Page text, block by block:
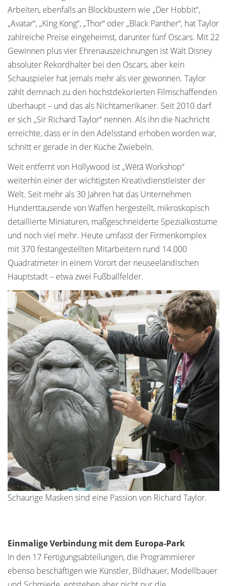
Arbeiten, ebenfalls an Blockbustern wie „Der Hobbit“,
„Avatar“, „King Kong“, „Thor“ oder „Black Panther“, hat Taylor
zahlreiche Preise eingeheimst, darunter fünf Oscars. Mit 22
Gewinnen plus vier Ehrenauszeichnungen ist Walt Disney
absoluter Rekordhalter bei den Oscars, aber kein
Schauspieler hat jemals mehr als vier gewonnen. Taylor
zählt demnach zu den höchstdekorierten Filmschaffenden
überhaupt – und das als Nichtamerikaner. Seit 2010 darf
er sich „Sir Richard Taylor“ nennen. Als ihn die Nachricht
erreichte, dass er in den Adelsstand erhoben worden war,
schnitt er gerade in der Küche Zwiebeln.
Weit entfernt von Hollywood ist „Wētā Workshop“
weiterhin einer der wichtigsten Kreativdienstleister der
Welt. Seit mehr als 30 Jahren hat das Unternehmen
Hunderttausende von Waffen hergestellt, mikroskopisch
detaillierte Miniaturen, maßgeschneiderte Spezialkostüme
und noch viel mehr. Heute umfasst der Firmenkomplex
mit 370 festangestellten Mitarbeitern rund 14.000
Quadratmeter in einem Vorort der neuseeländischen
Hauptstadt – etwa zwei Fußballfelder.
Schaurige Masken sind eine Passion von Richard Taylor.
Einmalige Verbindung mit dem Europa-Park
In den 17 Fertigungsabteilungen, die Programmierer
ebenso beschäftigen wie Künstler, Bildhauer, Modellbauer